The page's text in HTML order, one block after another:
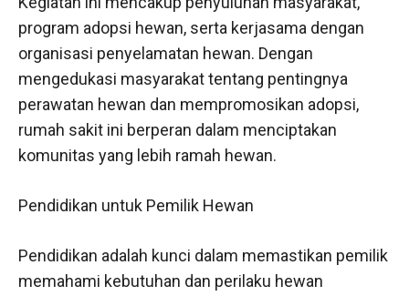
program adopsi hewan, serta kerjasama dengan
organisasi penyelamatan hewan. Dengan
mengedukasi masyarakat tentang pentingnya
perawatan hewan dan mempromosikan adopsi,
rumah sakit ini berperan dalam menciptakan
komunitas yang lebih ramah hewan.
Pendidikan untuk Pemilik Hewan
Pendidikan adalah kunci dalam memastikan pemilik
memahami kebutuhan dan perilaku hewan